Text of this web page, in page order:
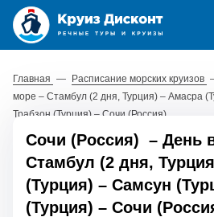
Главная — Расписание морских круизов
море – Стамбул (2 дня, Турция) – Амасра
Трабзон (Турция) – Сочи (Россия)
Сочи (Россия) – День
Стамбул (2 дня,
(Турция) – Самсун
(Турция) – Сочи